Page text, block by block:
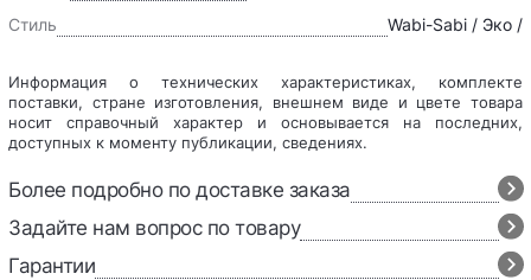
Стиль
Wabi-Sabi / Эко /
Информация о технических характеристиках, комплекте
поставки, стране изготовления, внешнем виде и цвете товара
носит справочный характер и основывается на последних,
доступных к моменту публикации, сведениях.
Более подробно по доставке заказа
Задайте нам вопрос по товару
Гарантии